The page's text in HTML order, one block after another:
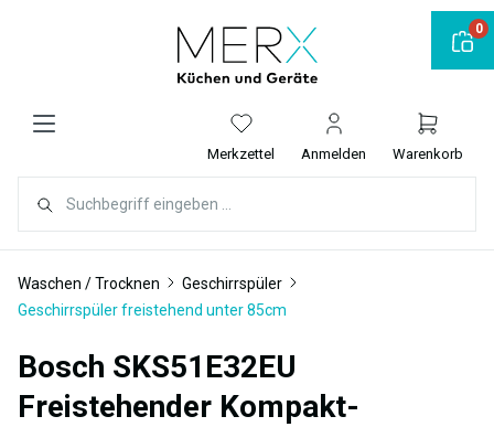
Merkzettel Anmelden Warenkorb
Waschen / Trocknen
Geschirrspüler
Geschirrspüler freistehend unter 85cm
Bosch SKS51E32EU
Freistehender Kompakt-
0